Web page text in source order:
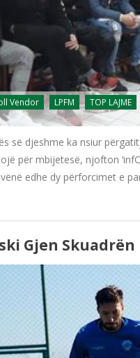
Vendor LPFM TOP LAJME
së djeshme ka nsiur
për mbijetesë, njofton
edhe dy përforcimet e
Gjen Skuadrën